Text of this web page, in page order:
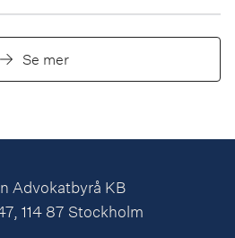
Se mer
Advokatbyrå KB
114 87 Stockholm